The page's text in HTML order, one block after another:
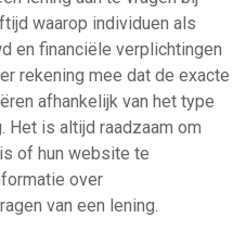
waarop individuen als
en financiële verplichtingen
rekening mee dat de exacte
afhankelijk van het type
Het is altijd raadzaam om
of hun website te
over
van een lening.